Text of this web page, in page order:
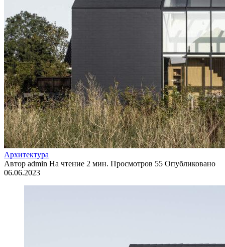
Архитектура
Автор admin На чтение 2 мин. Просмотров 55 Опубликовано
06.06.2023